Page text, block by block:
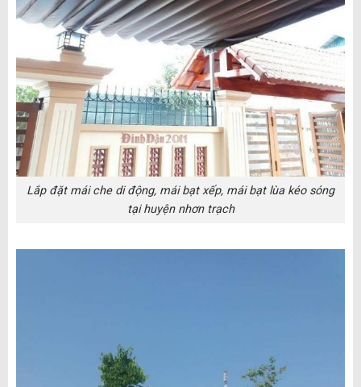
Lắp đặt mái che di động, mái bạt xếp, mái bạt lùa kéo sóng
tại huyện nhơn trạch